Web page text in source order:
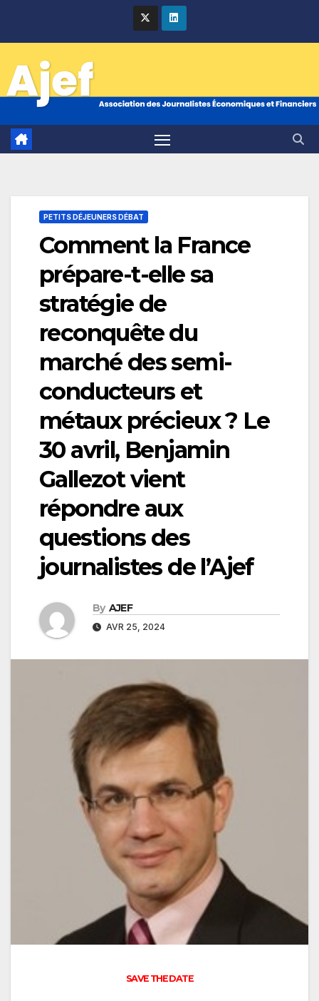
PETITS DÉJEUNERS DÉBAT
Comment la France
prépare-t-elle sa
stratégie de
reconquête du
marché des semi-
conducteurs et
métaux précieux ? Le
30 avril, Benjamin
Gallezot vient
répondre aux
questions des
journalistes de l’Ajef
By AJEF
AVR 25, 2024
SAVE THE DATE